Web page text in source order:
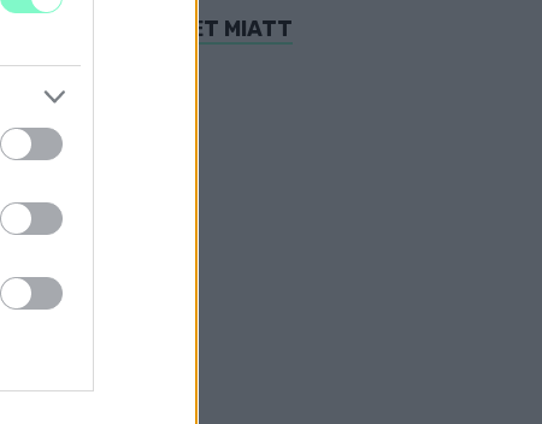
HALÁLOS BALESET MIATT
FÉRFI